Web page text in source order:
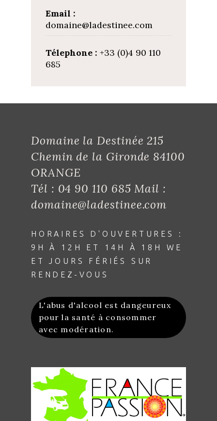
Email :
domaine@ladestinee.com
Télephone : +33 (0)4 90 110
685
Domaine la Destinée 215
Chemin de la Gironde 84100
ORANGE
Tél : 04 90 110 685 Mail :
domaine@ladestinee.com
HORAIRES D'OUVERTURES :
9H À 12H ET 14H À 18H WE
ET JOURS FÉRIÉS SUR
RENDEZ-VOUS
L'abus d'alcool est dangeureux
pour la santé à consommer
avec modération.